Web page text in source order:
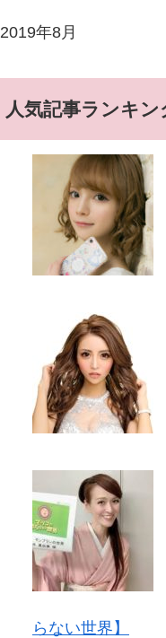
2019年8月
人気記事ランキン
らない世界】